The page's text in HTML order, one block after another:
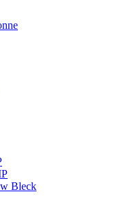
Bleck